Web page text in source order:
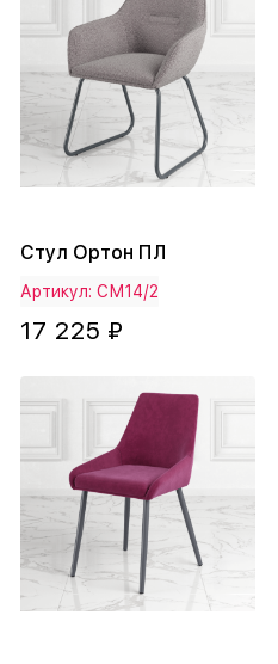
Стул Ортон ПЛ
Артикул: СМ14/2
17 225 ₽